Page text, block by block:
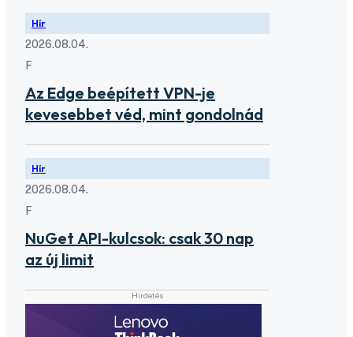
Hír
2026.08.04.
F
Az Edge beépített VPN-je
kevesebbet véd, mint gondolnád
Hír
2026.08.04.
F
NuGet API-kulcsok: csak 30 nap
az új limit